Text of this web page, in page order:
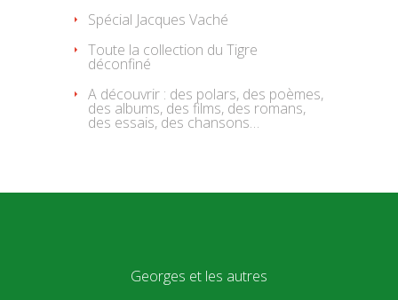
Spécial Jacques Vaché
Toute la collection du Tigre
déconfiné
A découvrir : des polars, des poèmes,
des albums, des films, des romans,
des essais, des chansons…
Georges et les autres